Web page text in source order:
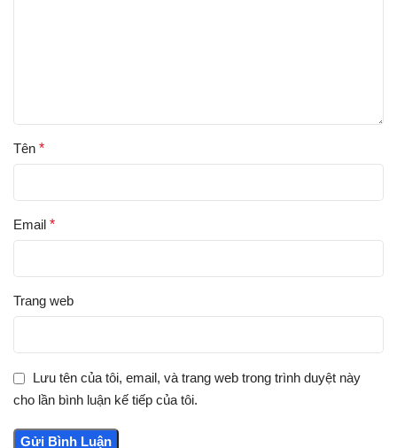
Tên *
Email *
Trang web
Lưu tên của tôi, email, và trang web trong trình duyệt này
cho lần bình luận kế tiếp của tôi.